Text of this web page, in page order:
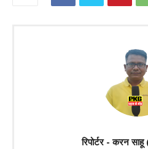
रिपोर्टर - करन